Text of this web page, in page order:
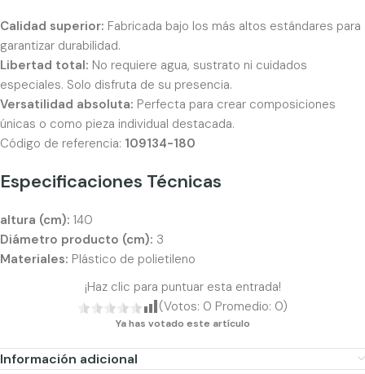
Calidad superior: Fabricada bajo los más altos estándares para
garantizar durabilidad.
Libertad total: No requiere agua, sustrato ni cuidados
especiales. Solo disfruta de su presencia.
Versatilidad absoluta: Perfecta para crear composiciones
únicas o como pieza individual destacada.
Código de referencia: 109134-180
Especificaciones Técnicas
altura (cm): 140
Diámetro producto (cm): 3
Materiales: Plástico de polietileno
¡Haz clic para puntuar esta entrada!
(Votos: 0 Promedio: 0)
Ya has votado este artículo
Información adicional